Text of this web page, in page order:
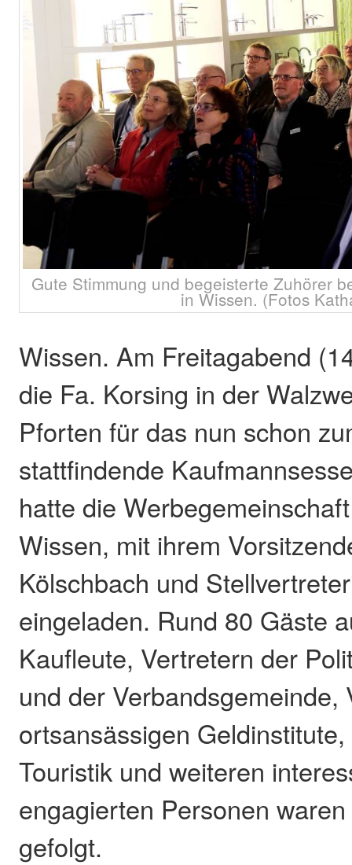
Gute Stimmung und begeisterte Zuhörer
in Wissen. (Fotos
Wissen. Am Freitagabend
die Fa. Korsing in der
Pforten für das nun schon
stattfindende
hatte die
Wissen, mit ihrem
Kölschbach und
eingeladen. Rund 80 Gäste
Kaufleute, Vertretern der
und der Verbandsgemeinde,
ortsansässigen
Touristik und weiteren
engagierten Personen
gefolgt.